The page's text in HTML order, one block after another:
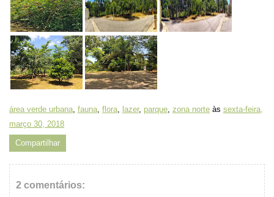
área verde urbana, fauna, flora, lazer, parque, zona norte às sexta-feira,
março 30, 2018
Compartilhar
2 comentários: